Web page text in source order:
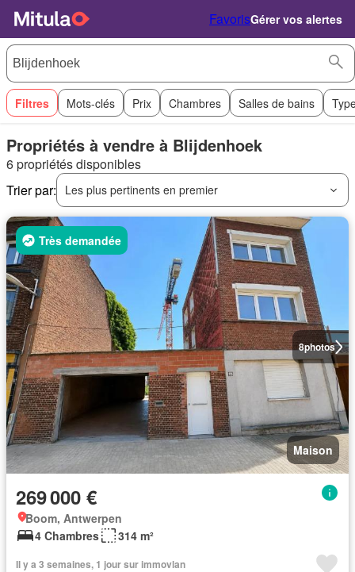
FavorisGérer vos alertes
Filtres Mots-clés Prix Chambres Salles de bains
Propriétés à vendre à Blijdenhoek
6 propriétés disponibles
Trier par:
Les plus pertinents en premier
8photos
Très demandée
Maison
269 000 €
Boom, Antwerpen
4 Chambres
314 m²
Il y a 3 semaines, 1 jour sur immovlan